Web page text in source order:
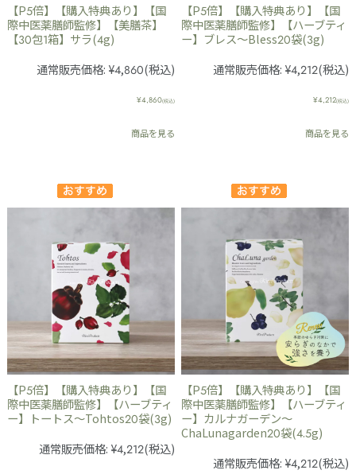
【P5倍】【購入特典あり】【国
際中医薬膳師監修】【美膳茶】
【30包1箱】サラ(4g)
通常販売価格: ¥4,860(税込)
¥4,860(税込)
商品を見る
【P5倍】【購入特典あり】【国
際中医薬膳師監修】【ハーブティ
ー】ブレス～Bless20袋(3g)
通常販売価格: ¥4,212(税込)
¥4,212(税込)
商品を見る
【P5倍】【購入特典あり】【国
際中医薬膳師監修】【ハーブティ
ー】トートス～Tohtos20袋(3g)
通常販売価格: ¥4,212(税込)
【P5倍】【購入特典あり】【国
際中医薬膳師監修】【ハーブティ
ー】カルナガーデン～
ChaLunagarden20袋(4.5g)
通常販売価格: ¥4,212(税込)